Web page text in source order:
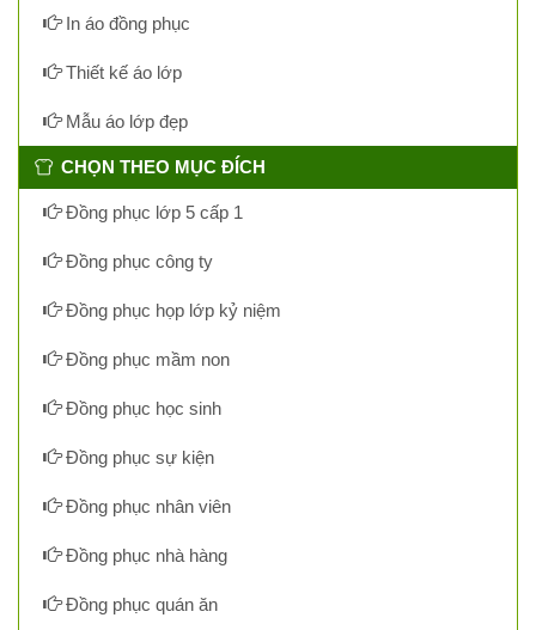
In áo đồng phục
Thiết kế áo lớp
Mẫu áo lớp đẹp
CHỌN THEO MỤC ĐÍCH
Đồng phục lớp 5 cấp 1
Đồng phục công ty
Đồng phục họp lớp kỷ niệm
Đồng phục mầm non
Đồng phục học sinh
Đồng phục sự kiện
Đồng phục nhân viên
Đồng phục nhà hàng
Đồng phục quán ăn